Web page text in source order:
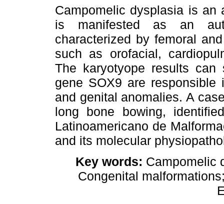
Campomelic dysplasia is an
is manifested as an
characterized by femoral
such as orofacial,
The karyotyope results
gene SOX9 are
and genital anomalies. A
long bone bowing,
Latinoamericano de
and its molecular
Key words: Campomelic
Congenital